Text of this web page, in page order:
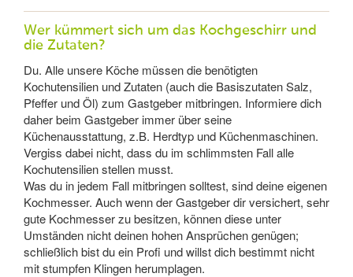
Wer kümmert sich um das Kochgeschirr und
die Zutaten?
Du. Alle unsere Köche müssen die benötigten
Kochutensilien und Zutaten (auch die Basiszutaten Salz,
Pfeffer und Öl) zum Gastgeber mitbringen. Informiere dich
daher beim Gastgeber immer über seine
Küchenausstattung, z.B. Herdtyp und Küchenmaschinen.
Vergiss dabei nicht, dass du im schlimmsten Fall alle
Kochutensilien stellen musst.
Was du in jedem Fall mitbringen solltest, sind deine eigenen
Kochmesser. Auch wenn der Gastgeber dir versichert, sehr
gute Kochmesser zu besitzen, können diese unter
Umständen nicht deinen hohen Ansprüchen genügen;
schließlich bist du ein Profi und willst dich bestimmt nicht
mit stumpfen Klingen herumplagen.